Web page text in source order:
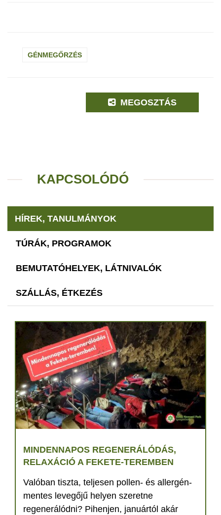
GÉNMEGŐRZÉS
MEGOSZTÁS
KAPCSOLÓDÓ
HÍREK, TANULMÁNYOK
TÚRÁK, PROGRAMOK
BEMUTATÓHELYEK, LÁTNIVALÓK
SZÁLLÁS, ÉTKEZÉS
MINDENNAPOS REGENERÁLÓDÁS,
RELAXÁCIÓ A FEKETE-TEREMBEN
Valóban tiszta, teljesen pollen- és allergén-
mentes levegőjű helyen szeretne
regenerálódni? Pihenjen, januártól akár